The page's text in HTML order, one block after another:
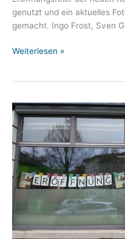
genutzt und ein aktuelles
gemacht. Ingo Frost, Sven
Gesichter
Weiterlesen »